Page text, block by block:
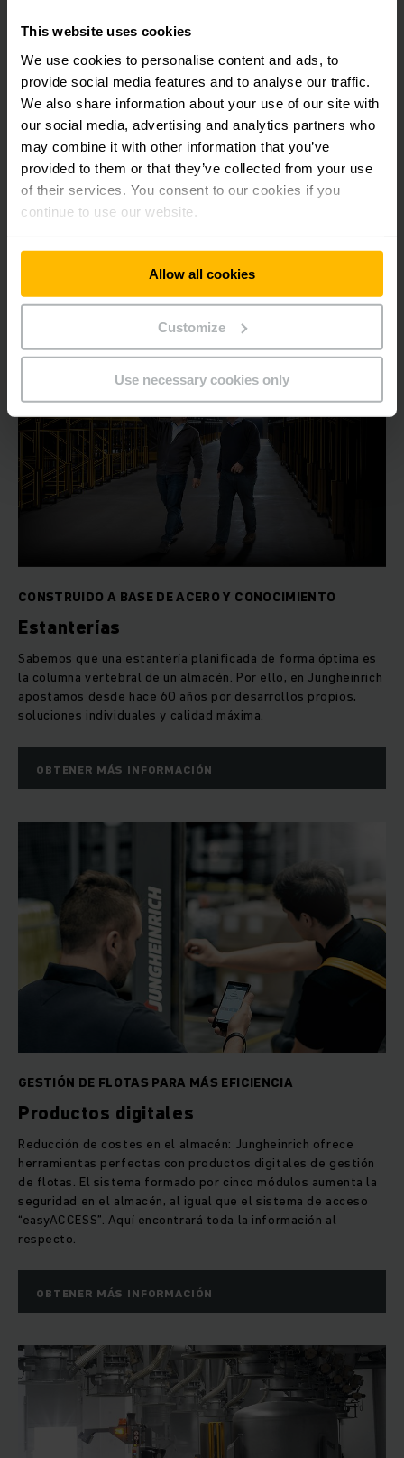
This website uses cookies
We use cookies to personalise content and ads, to
provide social media features and to analyse our traffic.
We also share information about your use of our site with
our social media, advertising and analytics partners who
may combine it with other information that you’ve
provided to them or that they’ve collected from your use
of their services. You consent to our cookies if you
continue to use our website.
Allow all cookies
Customize
Use necessary cookies only
PAQUETE COMPLETO ÚNICO
Baterías / tecnología de carga
El uso eficiente de la energía es un punto central de nuestra
oferta. Como único proveedor desarrollamos y producimos
no solo las carretillas y los mandos, sino también el
software, las baterías y la tecnología de carga. Un sistema
OBTENER MÁS INFORMACIÓN
CONSTRUIDO A BASE DE ACERO Y CONOCIMIENTO
Estanterías
Sabemos que una estantería planificada de forma óptima es
la columna vertebral de un almacén. Por ello, en Jungheinrich
apostamos desde hace 60 años por desarrollos propios,
soluciones individuales y calidad máxima.
OBTENER MÁS INFORMACIÓN
GESTIÓN DE FLOTAS PARA MÁS EFICIENCIA
Productos digitales
Reducción de costes en el almacén: Jungheinrich ofrece
herramientas perfectas con productos digitales de gestión
de flotas. El sistema formado por cinco módulos aumenta la
seguridad en el almacén, al igual que el sistema de acceso
“easyACCESS”. Aquí encontrará toda la información al
respecto.
OBTENER MÁS INFORMACIÓN